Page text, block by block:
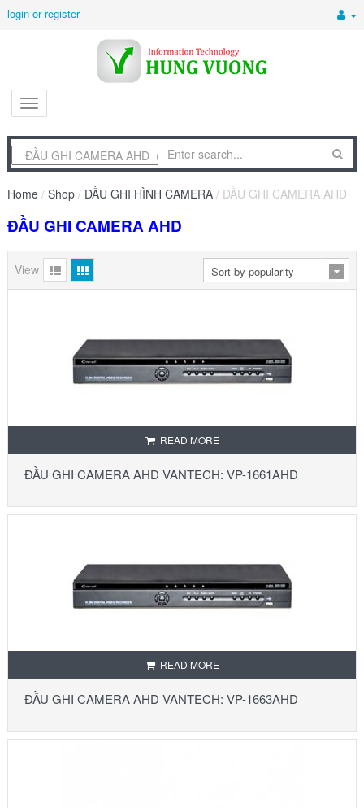
login or register
Home / Shop / ĐẦU GHI HÌNH CAMERA / ĐẦU GHI CAMERA AHD
ĐẦU GHI CAMERA AHD
View
READ MORE
ĐẦU GHI CAMERA AHD VANTECH: VP-1661AHD
READ MORE
ĐẦU GHI CAMERA AHD VANTECH: VP-1663AHD